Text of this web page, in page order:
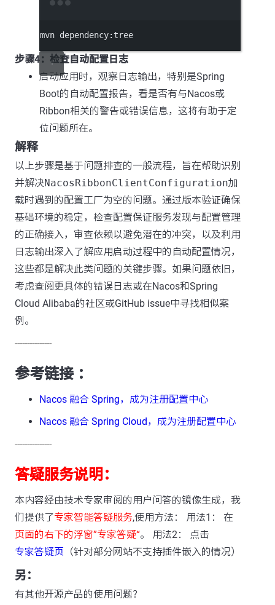
mvn dependency:tree
步骤4：检查自动配置日志
启动应用时，观察日志输出，特别是Spring
Boot的自动配置报告，看是否有与Nacos或
Ribbon相关的警告或错误信息，这将有助于定
位问题所在。
解释
以上步骤是基于问题排查的一般流程，旨在帮助识别
并解决NacosRibbonClientConfiguration加
载时遇到的配置工厂为空的问题。通过版本验证确保
基础环境的稳定，检查配置保证服务发现与配置管理
的正确接入，审查依赖以避免潜在的冲突，以及利用
日志输出深入了解应用启动过程中的自动配置情况，
这些都是解决此类问题的关键步骤。如果问题依旧，
考虑查阅更具体的错误日志或在Nacos和Spring
Cloud Alibaba的社区或GitHub issue中寻找相似案
例。
---------------
参考链接 ：
Nacos 融合 Spring，成为注册配置中心
Nacos 融合 Spring Cloud，成为注册配置中心
---------------
答疑服务说明：
本内容经由技术专家审阅的用户问答的镜像生成，我
们提供了专家智能答疑服务,使用方法： 用法1： 在
页面的右下的浮窗”专家答疑“。 用法2： 点击
专家答疑页 （针对部分网站不支持插件嵌入的情况）
另：
有其他开源产品的使用问题？